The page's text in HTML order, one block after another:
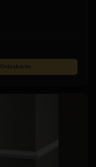
Ostoskoriin